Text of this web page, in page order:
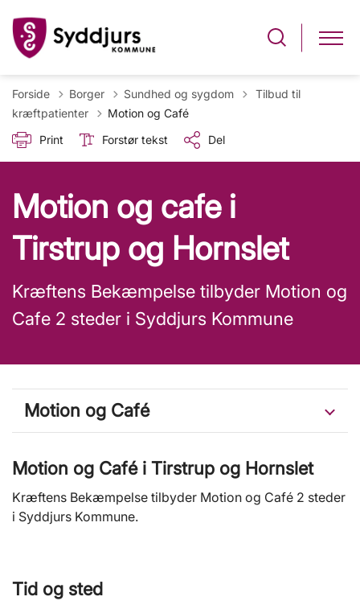
Forside Borger Sundhed og sygdom Tilbage til
Tilbud til
kræftpatienter
Motion og Café
Print
Forstør tekst Del
Motion og cafe i
Tirstrup og Hornslet
Kræftens Bekæmpelse tilbyder Motion og
Cafe 2 steder i Syddjurs Kommune
Motion og Café
Motion og Café i Tirstrup og Hornslet
Kræftens Bekæmpelse tilbyder Motion og Café 2 steder
i Syddjurs Kommune.
Tid og sted